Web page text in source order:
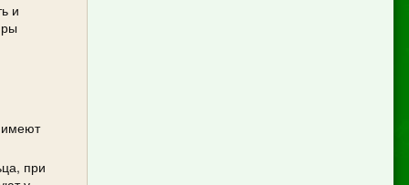
и
имеют
при